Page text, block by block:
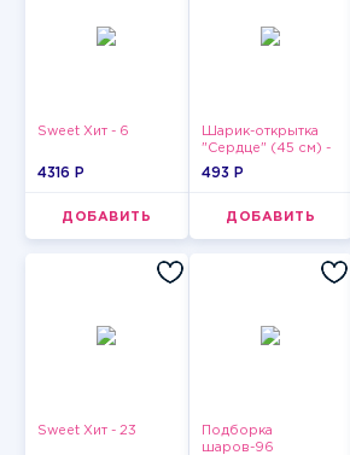
Sweet Хит - 6
4316 P
ДОБАВИТЬ
Шарик-открытка
"Сердце" (45 см) -
2
493 P
ДОБАВИТЬ
Sweet Хит - 23
Подборка
шаров-96